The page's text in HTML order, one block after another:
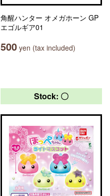
角醒ハンター オメガホーン GP
エゴルギア01
500 yen (tax included)
Stock: 〇